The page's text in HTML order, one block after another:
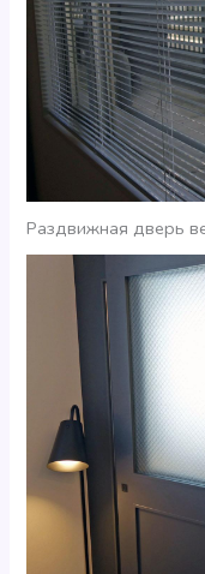
Раздвижная дверь